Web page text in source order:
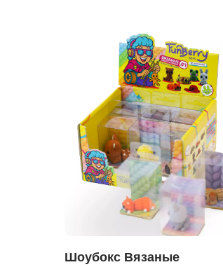
Шоубокс Вязаные